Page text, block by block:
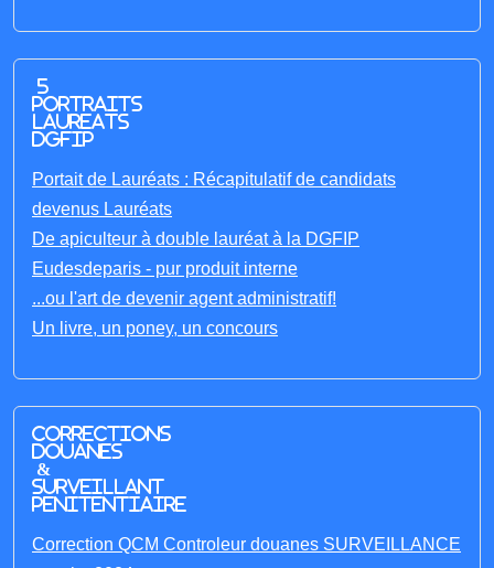
5
portraits
laureats
DGFIP
Portait de Lauréats : Récapitulatif de candidats
devenus Lauréats
De apiculteur à double lauréat à la DGFIP
Eudesdeparis - pur produit interne
...ou l'art de devenir agent administratif!
Un livre, un poney, un concours
Corrections
Douanes
&
Surveillant
penitentiaire
Correction QCM Controleur douanes SURVEILLANCE